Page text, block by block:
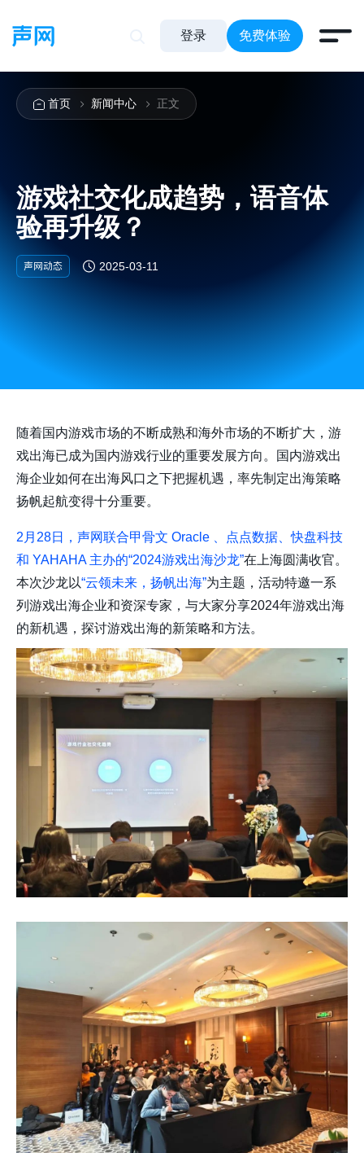
登录 免费体验
首页 新闻中心 正文
游戏社交化成趋势，语音体
验再升级？
声网动态 2025-03-11
随着国内游戏市场的不断成熟和海外市场的不断扩大，游
戏出海已成为国内游戏行业的重要发展方向。国内游戏出
海企业如何在出海风口之下把握机遇，率先制定出海策略
扬帆起航变得十分重要。
2月28日，声网联合甲骨文 Oracle 、点点数据、快盘科技
和 YAHAHA 主办的“2024游戏出海沙龙”在上海圆满收官。
本次沙龙以“云领未来，扬帆出海”为主题，活动特邀一系
列游戏出海企业和资深专家，与大家分享2024年游戏出海
的新机遇，探讨游戏出海的新策略和方法。